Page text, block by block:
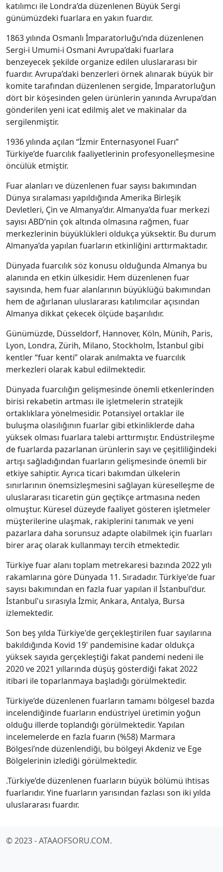
katılımcı ile Londra’da düzenlenen Büyük Sergi
günümüzdeki fuarlara en yakın fuardır.
1863 yılında Osmanlı İmparatorluğu’nda düzenlenen
Sergi-i Umumi-i Osmani Avrupa’daki fuarlara
benzeyecek şekilde organize edilen uluslararası bir
fuardır. Avrupa’daki benzerleri örnek alınarak büyük bir
komite tarafından düzenlenen sergide, İmparatorluğun
dört bir köşesinden gelen ürünlerin yanında Avrupa’dan
gönderilen yeni icat edilmiş alet ve makinalar da
sergilenmiştir.
1936 yılında açılan “İzmir Enternasyonel Fuarı”
Türkiye’de fuarcılık faaliyetlerinin profesyonelleşmesine
öncülük etmiştir.
Fuar alanları ve düzenlenen fuar sayısı bakımından
Dünya sıralaması yapıldığında Amerika Birleşik
Devletleri, Çin ve Almanya’dır. Almanya’da fuar merkezi
sayısı ABD’nin çok altında olmasına rağmen, fuar
merkezlerinin büyüklükleri oldukça yüksektir. Bu durum
Almanya’da yapılan fuarların etkinliğini arttırmaktadır.
Dünyada fuarcılık söz konusu olduğunda Almanya bu
alanında en etkin ülkesidir. Hem düzenlenen fuar
sayısında, hem fuar alanlarının büyüklüğü bakımından
hem de ağırlanan uluslararası katılımcılar açısından
Almanya dikkat çekecek ölçüde başarılıdır.
Günümüzde, Düsseldorf, Hannover, Köln, Münih, Paris,
Lyon, Londra, Zürih, Milano, Stockholm, İstanbul gibi
kentler “fuar kenti” olarak anılmakta ve fuarcılık
merkezleri olarak kabul edilmektedir.
Dünyada fuarcılığın gelişmesinde önemli etkenlerinden
birisi rekabetin artması ile işletmelerin stratejik
ortaklıklara yönelmesidir. Potansiyel ortaklar ile
buluşma olasılığının fuarlar gibi etkinliklerde daha
yüksek olması fuarlara talebi arttırmıştır. Endüstrileşme
de fuarlarda pazarlanan ürünlerin sayı ve çeşitliliğindeki
artışı sağladığından fuarların gelişmesinde önemli bir
etkiye sahiptir. Ayrıca ticari bakımdan ülkelerin
sınırlarının önemsizleşmesini sağlayan küreselleşme de
uluslararası ticaretin gün geçtikçe artmasına neden
olmuştur. Küresel düzeyde faaliyet gösteren işletmeler
müşterilerine ulaşmak, rakiplerini tanımak ve yeni
pazarlara daha sorunsuz adapte olabilmek için fuarları
birer araç olarak kullanmayı tercih etmektedir.
Türkiye fuar alanı toplam metrekaresi bazında 2022 yılı
rakamlarına göre Dünyada 11. Sıradadır. Türkiye'de fuar
sayısı bakımından en fazla fuar yapılan il İstanbul'dur.
İstanbul'u sırasıyla İzmir, Ankara, Antalya, Bursa
izlemektedir.
Son beş yılda Türkiye'de gerçekleştirilen fuar sayılarına
bakıldığında Kovid 19' pandemisine kadar oldukça
yüksek sayıda gerçekleştiği fakat pandemi nedeni ile
2020 ve 2021 yıllarında düşüş gösterdiği fakat 2022
itibari ile toparlanmaya başladığı görülmektedir.
Türkiye’de düzenlenen fuarların tamamı bölgesel bazda
incelendiğinde fuarların endüstriyel üretimin yoğun
olduğu illerde toplandığı görülmektedir. Yapılan
incelemelerde en fazla fuarın (%58) Marmara
Bölgesi’nde düzenlendiği, bu bölgeyi Akdeniz ve Ege
Bölgelerinin izlediği görülmektedir.
.Türkiye’de düzenlenen fuarların büyük bölümü ihtisas
fuarlarıdır. Yine fuarların yarısından fazlası son iki yılda
uluslararası fuardır.
© 2023 - ATAAOFSORU.COM.